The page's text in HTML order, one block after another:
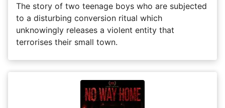
The story of two teenage boys who are subjected
to a disturbing conversion ritual which
unknowingly releases a violent entity that
terrorises their small town.